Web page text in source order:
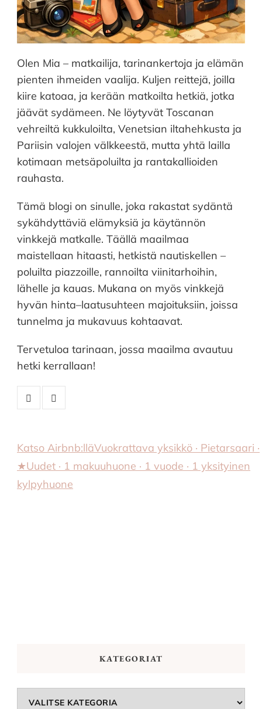
Olen Mia – matkailija, tarinankertoja ja elämän
pienten ihmeiden vaalija. Kuljen reittejä, joilla
kiire katoaa, ja kerään matkoilta hetkiä, jotka
jäävät sydämeen. Ne löytyvät Toscanan
vehreiltä kukkuloilta, Venetsian iltahehkusta ja
Pariisin valojen välkkeestä, mutta yhtä lailla
kotimaan metsäpoluilta ja rantakallioiden
rauhasta.
Tämä blogi on sinulle, joka rakastat sydäntä
sykähdyttäviä elämyksiä ja käytännön
vinkkejä matkalle. Täällä maailmaa
maistellaan hitaasti, hetkistä nautiskellen –
poluilta piazzoille, rannoilta viinitarhoihin,
lähelle ja kauas. Mukana on myös vinkkejä
hyvän hinta–laatusuhteen majoituksiin, joissa
tunnelma ja mukavuus kohtaavat.
Tervetuloa tarinaan, jossa maailma avautuu
hetki kerrallaan!
Katso Airbnb:lläVuokrattava yksikkö · Pietarsaari ·
★Uudet · 1 makuuhuone · 1 vuode · 1 yksityinen
kylpyhuone
KATEGORIAT